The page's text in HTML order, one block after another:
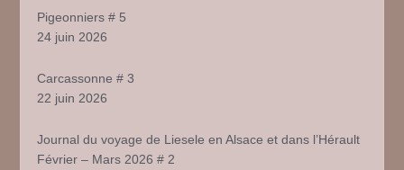
Pigeonniers # 5
24 juin 2026
Carcassonne # 3
22 juin 2026
Journal du voyage de Liesele en Alsace et dans l’Hérault
Février – Mars 2026 # 2